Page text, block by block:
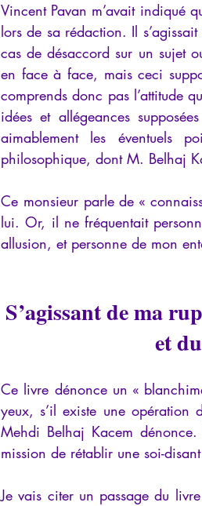
Vincent Pavan m’avait indiqué
lors de sa rédaction. Il
cas de désaccord sur un sujet
en face à face, mais ceci
comprends donc pas l’attitude
idées et allégeances
aimablement les éventuels
philosophique, dont M. Belhaj
Ce monsieur parle de «
lui. Or, il ne fréquentait
allusion, et personne de mon
S’agissant de ma
et du
Ce livre dénonce un «
yeux, s’il existe une opération
Mehdi Belhaj Kacem
mission de rétablir une soi-
Je vais citer un passage du